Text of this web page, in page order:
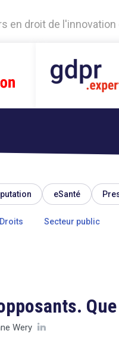
en droit de
eSanté
Droits Secteur public
Que
Wery